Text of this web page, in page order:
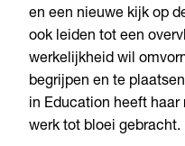
en een nieuwe kijk op
ook leiden tot een
werkelijkheid wil
begrijpen en te
in Education heeft
werk tot bloei gebracht.